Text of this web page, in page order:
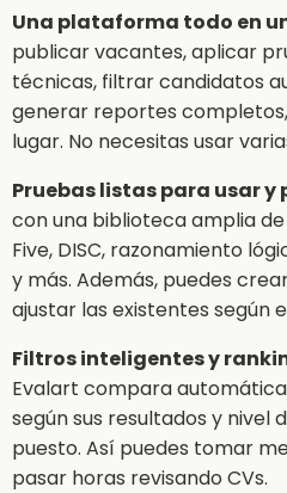
Una plataforma todo en
publicar vacantes, aplicar
técnicas, filtrar candidatos
generar reportes
lugar. No necesitas usar
Pruebas listas para usar y
con una biblioteca amplia
Five, DISC, razonamiento
y más. Además, puedes
ajustar las existentes según
Filtros inteligentes y
Evalart compara
según sus resultados y nivel
puesto. Así puedes tomar
pasar horas revisando CVs.